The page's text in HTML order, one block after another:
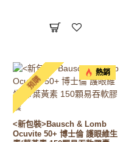
熱銷
預購
<新包裝>Bausch & Lomb
Ocuvite 50+ 博士倫 護眼維生